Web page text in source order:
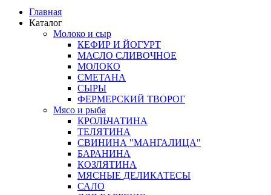
Главная
Каталог
Молоко и сыр
КЕФИР И ЙОГУРТ
МАСЛО СЛИВОЧНОЕ
МОЛОКО
СМЕТАНА
СЫРЫ
ФЕРМЕРСКИЙ ТВОРОГ
Мясо и рыба
КРОЛЬЧАТИНА
ТЕЛЯТИНА
СВИНИНА "МАНГАЛИЦА"
БАРАНИНА
КОЗЛЯТИНА
МЯСНЫЕ ДЕЛИКАТЕСЫ
САЛО